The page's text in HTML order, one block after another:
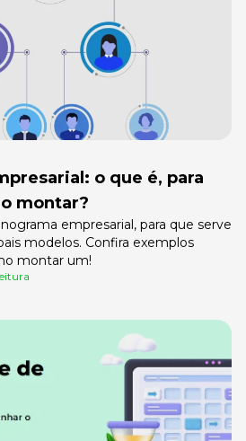
o que é, para
montar?
empresarial, para que serve
modelos. Confira exemplos
montar um!